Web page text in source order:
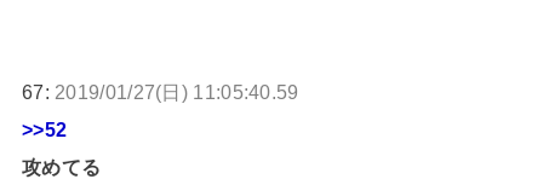
67: 2019/01/27(日) 11:05:40.59
>>52
攻めてる